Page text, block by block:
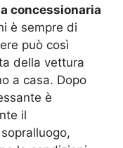
concessionaria
è sempre di
può così
della vettura
a casa. Dopo
è
il